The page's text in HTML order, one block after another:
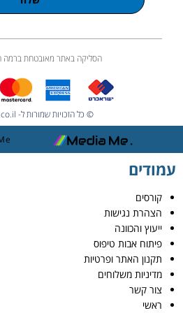
הסליקה באתר מאובטחת ברמה
© כל הזכויות שמורות ל- Hackstore.co.il
עמודים
קורסים
הצהרת נגישות
ייעוץ והכוונה
פיתוח אבות טיפוס
תקנון האתר ופרטיות
מדיניות משלוחים
צור קשר
ראשי